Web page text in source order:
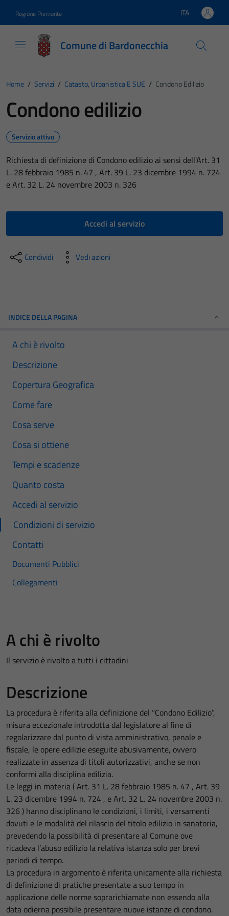
Regione Piemonte Lingua attiva:
ITA
Comune di Bardonecchia
Home / Servizi / Catasto, Urbanistica E SUE / Condono Edilizio
Condono edilizio
Servizio attivo
Richiesta di definizione di Condono edilizio ai sensi dell'Art. 31
L. 28 febbraio 1985 n. 47 , Art. 39 L. 23 dicembre 1994 n. 724
e Art. 32 L. 24 novembre 2003 n. 326
Accedi al servizio
Condividi Vedi azioni
INDICE DELLA PAGINA
A chi è rivolto
Descrizione
Copertura Geografica
Come fare
Cosa serve
Cosa si ottiene
Tempi e scadenze
Quanto costa
Accedi al servizio
Condizioni di servizio
Contatti
Documenti Pubblici
Collegamenti
A chi è rivolto
Il servizio è rivolto a tutti i cittadini
Descrizione
La procedura è riferita alla definizione del “Condono Edilizio”,
misura eccezionale introdotta dal legislatore al fine di
regolarizzare dal punto di vista amministrativo, penale e
fiscale, le opere edilizie eseguite abusivamente, ovvero
realizzate in assenza di titoli autorizzativi, anche se non
conformi alla disciplina edilizia.
Le leggi in materia ( Art. 31 L. 28 febbraio 1985 n. 47 , Art. 39
L. 23 dicembre 1994 n. 724 , e Art. 32 L. 24 novembre 2003 n.
326 ) hanno disciplinano le condizioni, i limiti, i versamenti
dovuti e le modalità del rilascio del titolo edilizio in sanatoria,
prevedendo la possibilità di presentare al Comune ove
ricadeva l’abuso edilizio la relativa istanza solo per brevi
periodi di tempo.
La procedura in argomento è riferita unicamente alla richiesta
di definizione di pratiche presentate a suo tempo in
applicazione delle norme soprarichiamate non essendo alla
data odierna possibile presentare nuove istanze di condono.